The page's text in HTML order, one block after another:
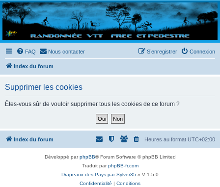
Randovttfree.fr
Bienvenue sur le site des randos vtt et pédestre de Bretagne . Bonne navigation sur le site
et bonnes randos dans l'Ouest !
FAQ Nous contacter Connexion
S’enregistrer
Index du forum
Supprimer les cookies
Êtes-vous sûr de vouloir supprimer tous les cookies de ce forum ?
Index du forum Heures au format UTC+02:00
Développé parphpBB® Forum Software © phpBB Limited
Traduit parphpBB-fr.com
Drapeaux des Pays par Sylver35 » V 1.5.0
Confidentialité | Conditions